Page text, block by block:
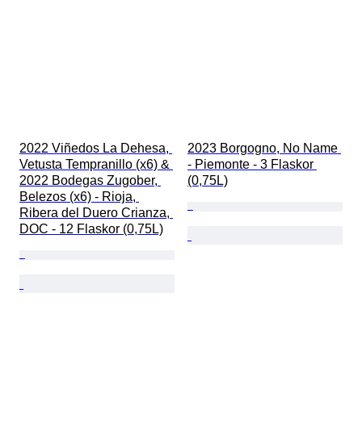
2022 Viñedos La Dehesa,
Vetusta Tempranillo (x6) &
2022 Bodegas Zugober,
Belezos (x6) - Rioja,
Ribera del Duero Crianza,
DOC - 12 Flaskor (0,75L)
2023 Borgogno, No Name
- Piemonte - 3 Flaskor
(0,75L)